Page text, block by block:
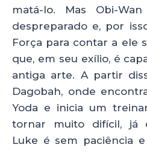
matá-lo. Mas Obi-
despreparado e, por
Força para contar a ele
que, em seu exílio, é
antiga arte. A partir
Dagobah, onde
Yoda e inicia um
tornar muito difícil, já
Luke é sem paciência